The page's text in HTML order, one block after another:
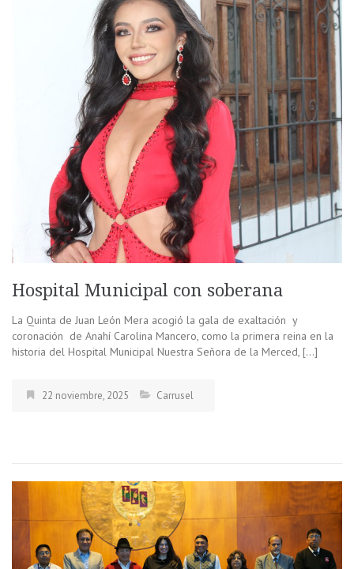
Hospital Municipal con soberana
La Quinta de Juan León Mera acogió la gala de exaltación y
coronación de Anahí Carolina Mancero, como la primera reina en la
historia del Hospital Municipal Nuestra Señora de la Merced, […]
22 noviembre, 2025 Carrusel